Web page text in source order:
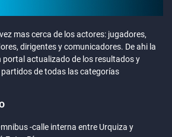
mas cerca de los actores: jugadores,
dirigentes y comunicadores. De ahi la
portal actualizado de los resultados y
de todas las categorías
-calle interna entre Urquiza y